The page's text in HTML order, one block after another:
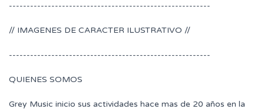
---------------------------------------------------------
// IMAGENES DE CARACTER ILUSTRATIVO //
---------------------------------------------------------
QUIENES SOMOS
Grey Music inicio sus actividades hace mas de 20 años en la